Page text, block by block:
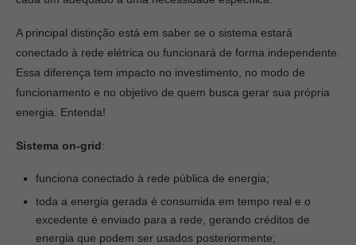
A principal distinção está em saber se o sistema estará
conectado à rede elétrica ou funcionará de forma independente.
Essa diferença tem impacto no investimento, no modo de
funcionamento e no objetivo de quem busca gerar sua própria
energia. Entenda!
Sistema on-grid:
funciona conectado à rede pública de energia;
toda a energia gerada é consumida em tempo real e o
excedente é enviado para a rede, gerando créditos de
energia que podem ser usados posteriormente;